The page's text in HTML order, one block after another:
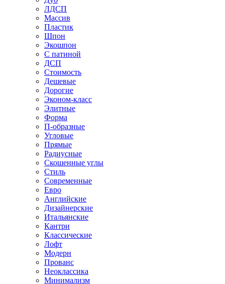
ЛДСП
Массив
Пластик
Шпон
Экошпон
С патиной
ДСП
Стоимость
Дешевые
Дорогие
Эконом-класс
Элитные
Форма
П-образные
Угловые
Прямые
Радиусные
Скошенные углы
Стиль
Современные
Евро
Английские
Дизайнерские
Итальянские
Кантри
Классические
Лофт
Модерн
Прованс
Неоклассика
Минимализм